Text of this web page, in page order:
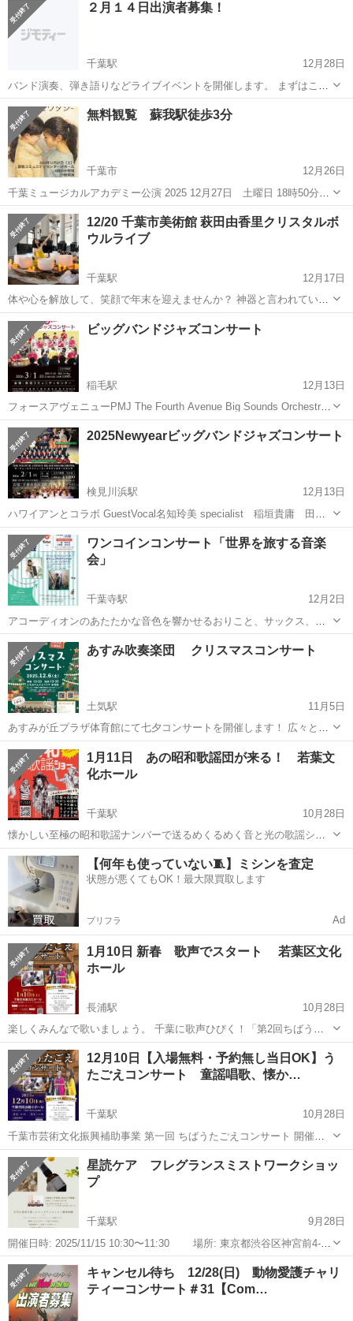
２月１４日出演者募集！
千葉駅
12月28日
バンド演奏、弾き語りなどライブイベントを開催します。 まずはこの
投稿拝見して頂きありがとうございます。 我こそはと言うバンドさん
など、普段の練習成果などを披露してみませんか？ 昼のイベントとな
ります。 イベント名...
千葉 千葉市 千葉駅 コンサート/ショー
無料観覧 蘇我駅徒歩3分
千葉市
12月26日
千葉ミュージカルアカデミー公演 2025 12月27日 土曜日 18時50分会
場 19時公演(約40分公演予定) 蘇我コミュニティーセンター3階ホール
心温まるストーリーです。 勧誘など一切ございません。 お子様...
千葉 千葉市 コンサート/ショー 会場
12/20 千葉市美術館 萩田由香里クリスタルボ
ウルライブ
千葉駅
12月17日
体や心を解放して、笑顔で年末を迎えませんか？ 神器と言われている
クリスタルボウル。 宇宙と直結する萩田由香里さんが奏でるクリスタ
ルボウルの音と振動は全身を駆け巡り、細胞１つ１つを活性化してい
きます。 自分を曇ら...
千葉 千葉市 千葉駅 コンサート/ショー
クリスタルボウル
ビッグバンドジャズコンサート
稲毛駅
12月13日
フォースアヴェニューPMJ The Fourth Avenue Big Sounds Orchestra
姉妹バンド ご予約は長沼コミュニティセンターまで
千葉 千葉市 コンサート/ショー ビッグバンド
2025Newyearビッグバンドジャズコンサート
検見川浜駅
12月13日
ハワイアンとコラボ GuestVocal名知玲美 specialist 稲垣貴庸 田中
哲也 橋本佳明 小高正志 三上貴大 八巻綾一 太田剣 ETC ハワ
イアンとコラボ
千葉 千葉市 検見川浜駅 コンサート/ショー ハワイアン
ワンコインコンサート「世界を旅する音楽
会」
千葉寺駅
12月2日
アコーディオンのあたたかな音色を響かせるおりこと、サックス、ク
ラリネットなど14種類の木管楽器を奏でるブライアンのデュオが奏で
る自由で心地よい音色に乗って、世界の旅へ出かけませんか？約６０
分間のニューイヤー・ワンコインコンサ...
千葉 千葉市 千葉寺駅 コンサート/ショー クラリネット
あすみ吹奏楽団 クリスマスコンサート
土気駅
11月5日
あすみが丘プラザ体育館にて七夕コンサートを開催します！ 広々とし
た体育館なので、ゆったり楽しむことができると思います。 子育て中
のママによる楽しい演奏会☆ お子さまもお気軽に！ ジングルベル ダ
ンスホール 嵐...
千葉 千葉市 土気駅 コンサート/ショー
クリスマスコンサート
1月11日 あの昭和歌謡団が来る！ 若葉文
化ホール
千葉駅
10月28日
懐かしい至極の昭和歌謡ナンバーで送るめくるめく音と光の歌謡ショ
ー 紹介動画 https://www.youtube.com/watch?v=XFZWJI3GFt0 昭和の
名曲が、いま再び輝き出す―― 19...
千葉 千葉市 千葉駅 コンサート/ショー 歌謡
【何年も使っていない🧵】ミシンを査定
状態が悪くてもOK！最大限買取します
プリフラ Ad
1月10日 新春 歌声でスタート 若葉区文化
ホール
長浦駅
10月28日
楽しくみんなで歌いましょう。 千葉に歌声ひびく！「第2回ちばうた
ごえコンサート若葉」開催 童謡から昭和歌謡まで みんなで歌う参加
型コンサート NPO法人ひこうき雲事業部は、地域の皆さまに音楽の楽
しさと世代を超え...
千葉 千葉市 長浦駅 コンサート/ショー うたごえ
12月10日【入場無料・予約無し当日OK】う
たごえコンサート 童謡唱歌、懐か…
千葉駅
10月28日
千葉市芸術文化振興補助事業 第一回 ちばうたごえコンサート 開催の
お知らせ【入場無料】 12月10日（水）千葉市民会館小ホール 千葉に
歌声ひびく！「第一回ちばうたごえコンサート」開催 童謡から昭和歌
謡まで み...
千葉 千葉市 千葉駅 コンサート/ショー うたごえ
星読ケア フレグランスミストワークショッ
プ
千葉駅
9月28日
開催日時: 2025/11/15 10:30〜11:30 場所: 東京都渋谷区神宮前4-7-
6 2F 🌼 フレグランスミストワークショップ ◎ミストボトル、テキス
トを ...
千葉 千葉市 コンサート/ショー ホロスコープ
キャンセル待ち 12/28(日) 動物愛護チャリ
ティーコンサート＃31【Com…